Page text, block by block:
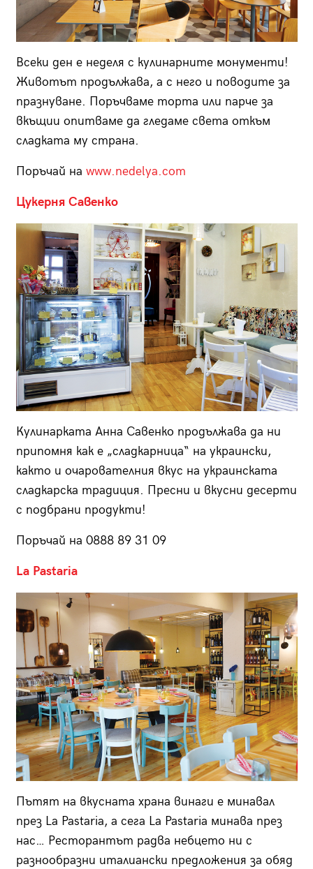
Всеки ден е неделя с кулинарните монументи!
Животът продължава, а с него и поводите за
празнуване. Поръчваме торта или парче за
вкъщии опитваме да гледаме света откъм
сладката му страна.
Поръчай на www.nedelya.com
Цукерня Савенко
Кулинарката Анна Савенко продължава да ни
припомня как е „сладкарница“ на украински,
както и очарователния вкус на украинската
сладкарска традиция. Пресни и вкусни десерти
с подбрани продукти!
Поръчай на 0888 89 31 09
La Pastaria
Пътят на вкусната храна винаги е минавал
през La Pastaria, а сега La Pastaria минава през
нас… Ресторантът радва небцето ни с
разнообразни италиански предложения за обяд